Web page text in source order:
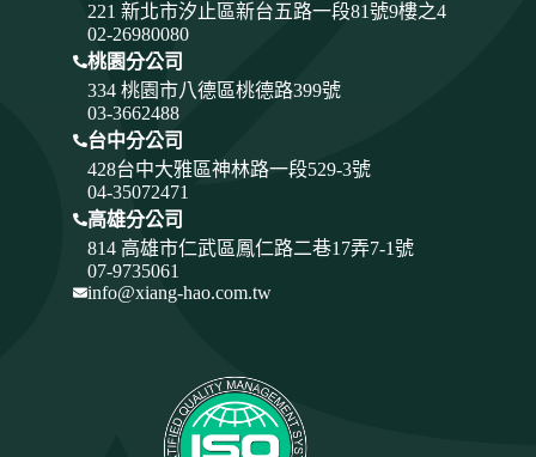
221 新北市汐止區新台五路一段81號9樓之4
02-26980080
桃園分公司
334 桃園市八德區桃德路399號
03-3662488
台中分公司
428台中大雅區神林路一段529-3號
04-35072471
高雄分公司
814 高雄市仁武區鳳仁路二巷17弄7-1號
07-9735061
info@xiang-hao.com.tw